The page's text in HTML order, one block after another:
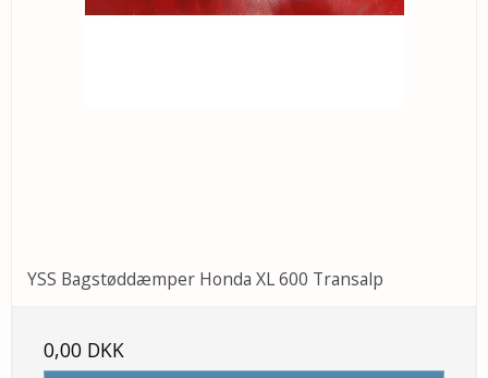
YSS Bagstøddæmper Honda XL 600 Transalp
0,00 DKK